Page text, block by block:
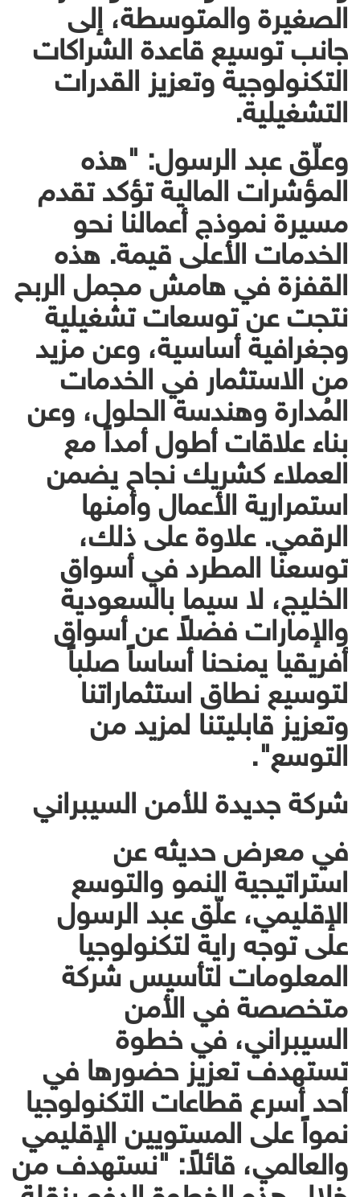
الصغيرة والمتوسطة، إلى
جانب توسيع قاعدة الشراكات
التكنولوجية وتعزيز القدرات
التشغيلية.
وعلّق عبد الرسول: "هذه
المؤشرات المالية تؤكد تقدم
مسيرة نموذج أعمالنا نحو
الخدمات الأعلى قيمة. هذه
القفزة في هامش مجمل الربح
نتجت عن توسعات تشغيلية
وجغرافية أساسية، وعن مزيد
من الاستثمار في الخدمات
المُدارة وهندسة الحلول، وعن
بناء علاقات أطول أمداً مع
العملاء كشريك نجاح يضمن
استمرارية الأعمال وأمنها
الرقمي. علاوة على ذلك،
توسعنا المطرد في أسواق
الخليج، لا سيما بالسعودية
والإمارات فضلاً عن أسواق
أفريقيا يمنحنا أساساً صلباً
لتوسيع نطاق استثماراتنا
وتعزيز قابليتنا لمزيد من
التوسع".
شركة جديدة للأمن السيبراني
في معرض حديثه عن
استراتيجية النمو والتوسع
الإقليمي، علّق عبد الرسول
على توجه راية لتكنولوجيا
المعلومات لتأسيس شركة
متخصصة في الأمن
السيبراني، في خطوة
تستهدف تعزيز حضورها في
أحد أسرع قطاعات التكنولوجيا
نمواً على المستويين الإقليمي
والعالمي، قائلاً: "نستهدف من